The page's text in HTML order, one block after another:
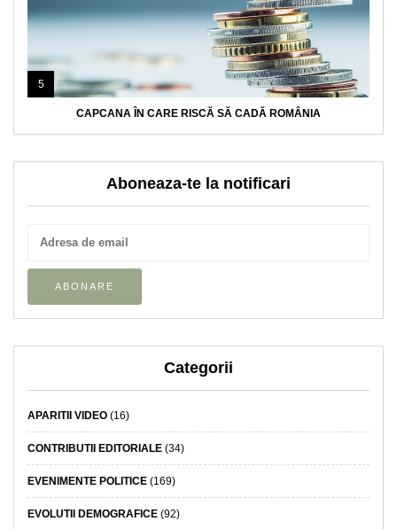
5
CAPCANA ÎN CARE RISCĂ SĂ CADĂ ROMÂNIA
Aboneaza-te la notificari
Categorii
APARITII VIDEO (16)
CONTRIBUTII EDITORIALE (34)
EVENIMENTE POLITICE (169)
EVOLUTII DEMOGRAFICE (92)